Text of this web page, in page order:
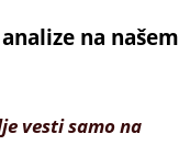
na našem
vesti samo na